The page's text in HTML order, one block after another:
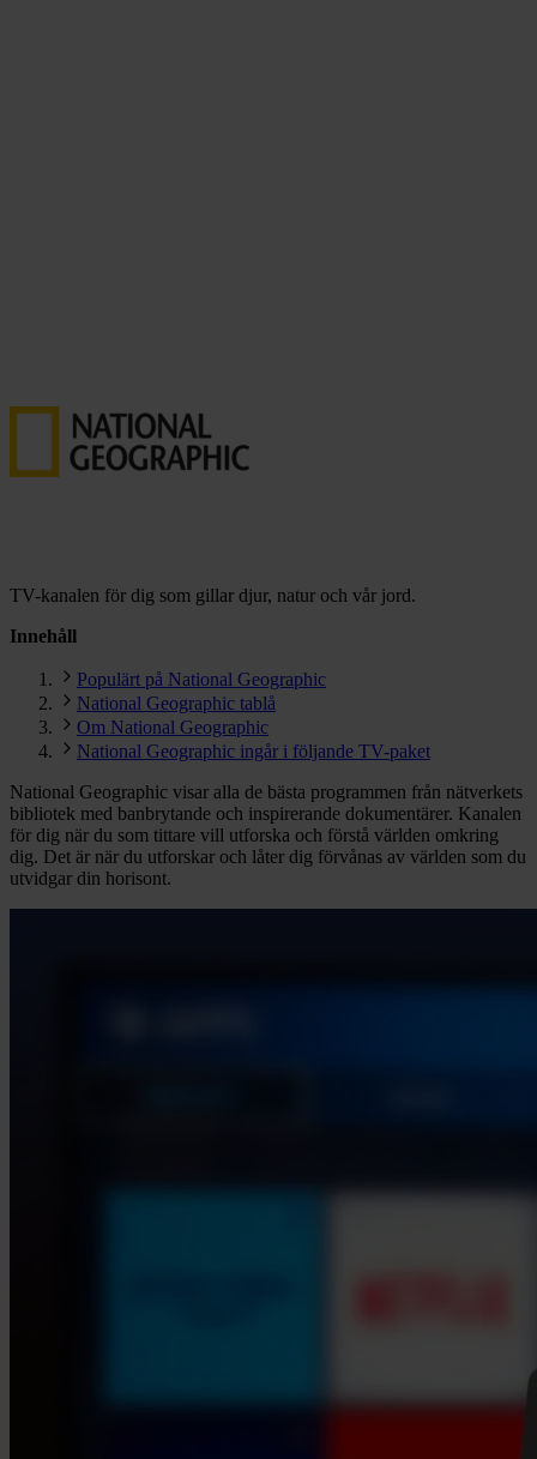
TV-kanalen för dig som gillar djur, natur och vår jord.
Innehåll
Populärt på National Geographic
National Geographic tablå
Om National Geographic
National Geographic ingår i följande TV-paket
National Geographic visar alla de bästa programmen från nätverkets
bibliotek med banbrytande och inspirerande dokumentärer. Kanalen
för dig när du som tittare vill utforska och förstå världen omkring
dig. Det är när du utforskar och låter dig förvånas av världen som du
utvidgar din horisont.